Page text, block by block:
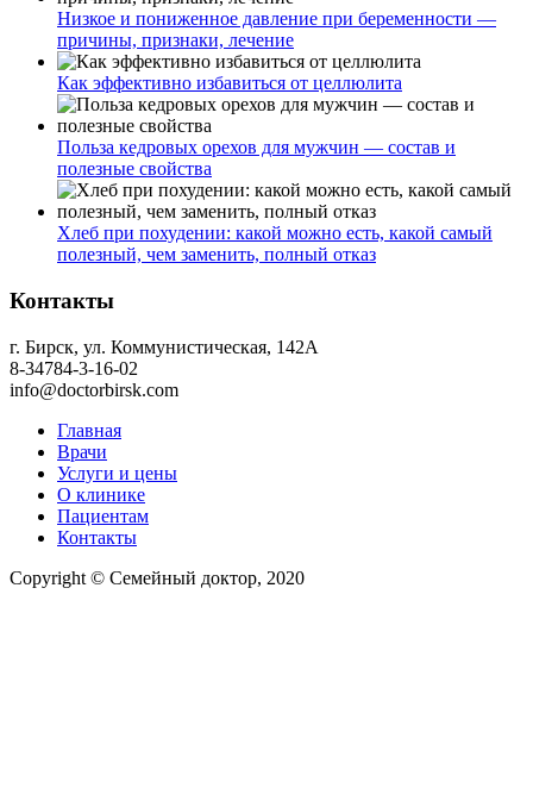
Низкое и пониженное давление при беременности —
причины, признаки, лечение
Как эффективно избавиться от целлюлита
Польза кедровых орехов для мужчин — состав и
полезные свойства
Хлеб при похудении: какой можно есть, какой самый
полезный, чем заменить, полный отказ
Контакты
г. Бирск, ул. Коммунистическая, 142А
8-34784-3-16-02
info@doctorbirsk.com
Главная
Врачи
Услуги и цены
О клинике
Пациентам
Контакты
Copyright © Семейный доктор, 2020